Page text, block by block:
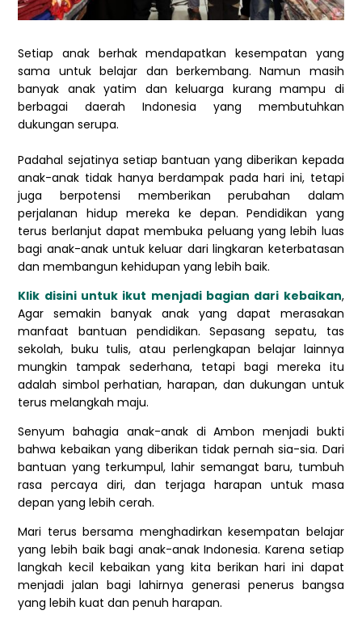
Setiap anak berhak mendapatkan kesempatan yang
sama untuk belajar dan berkembang. Namun masih
banyak anak yatim dan keluarga kurang mampu di
berbagai daerah Indonesia yang membutuhkan
dukungan serupa.
Padahal sejatinya setiap bantuan yang diberikan kepada
anak-anak tidak hanya berdampak pada hari ini, tetapi
juga berpotensi memberikan perubahan dalam
perjalanan hidup mereka ke depan. Pendidikan yang
terus berlanjut dapat membuka peluang yang lebih luas
bagi anak-anak untuk keluar dari lingkaran keterbatasan
dan membangun kehidupan yang lebih baik.
Klik disini untuk ikut menjadi bagian dari kebaikan,
Agar semakin banyak anak yang dapat merasakan
manfaat bantuan pendidikan. Sepasang sepatu, tas
sekolah, buku tulis, atau perlengkapan belajar lainnya
mungkin tampak sederhana, tetapi bagi mereka itu
adalah simbol perhatian, harapan, dan dukungan untuk
terus melangkah maju.
Senyum bahagia anak-anak di Ambon menjadi bukti
bahwa kebaikan yang diberikan tidak pernah sia-sia. Dari
bantuan yang terkumpul, lahir semangat baru, tumbuh
rasa percaya diri, dan terjaga harapan untuk masa
depan yang lebih cerah.
Mari terus bersama menghadirkan kesempatan belajar
yang lebih baik bagi anak-anak Indonesia. Karena setiap
langkah kecil kebaikan yang kita berikan hari ini dapat
menjadi jalan bagi lahirnya generasi penerus bangsa
yang lebih kuat dan penuh harapan.